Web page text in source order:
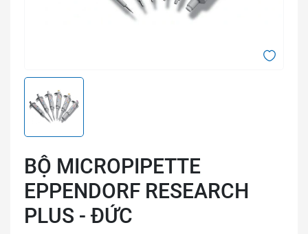
BỘ MICROPIPETTE
EPPENDORF RESEARCH
PLUS - ĐỨC